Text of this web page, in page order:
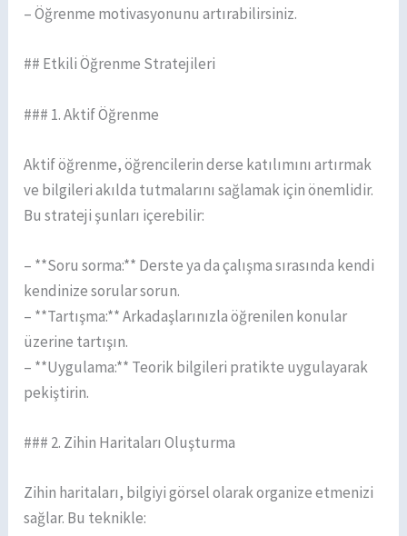
– Öğrenme motivasyonunu artırabilirsiniz.
## Etkili Öğrenme Stratejileri
### 1. Aktif Öğrenme
Aktif öğrenme, öğrencilerin derse katılımını artırmak
ve bilgileri akılda tutmalarını sağlamak için önemlidir.
Bu strateji şunları içerebilir:
– **Soru sorma:** Derste ya da çalışma sırasında kendi
kendinize sorular sorun.
– **Tartışma:** Arkadaşlarınızla öğrenilen konular
üzerine tartışın.
– **Uygulama:** Teorik bilgileri pratikte uygulayarak
pekiştirin.
### 2. Zihin Haritaları Oluşturma
Zihin haritaları, bilgiyi görsel olarak organize etmenizi
sağlar. Bu teknikle: